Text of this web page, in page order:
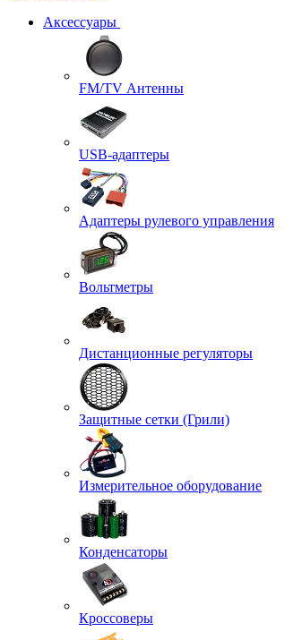
Аксессуары
FM/TV Антенны
USB-адаптеры
Адаптеры рулевого управления
Вольтметры
Дистанционные регуляторы
Защитные сетки (Грили)
Измерительное оборудование
Конденсаторы
Кроссоверы